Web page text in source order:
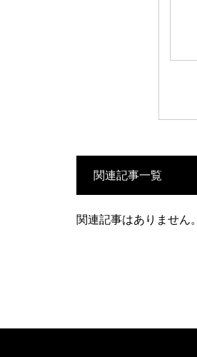
関連記事一覧
関連記事はありません。